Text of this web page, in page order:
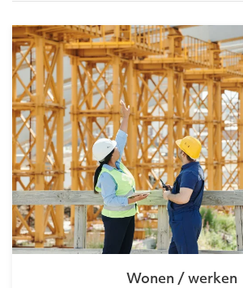
Wonen / werken